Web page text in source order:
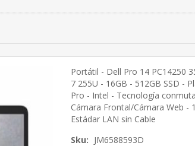
Portátil - Dell Pro 14 PC14250
7 255U - 16GB - 512GB SSD -
Pro - Intel - Tecnología
Cámara Frontal/Cámara Web -
Estádar LAN sin Cable
Sku: JM6588593D